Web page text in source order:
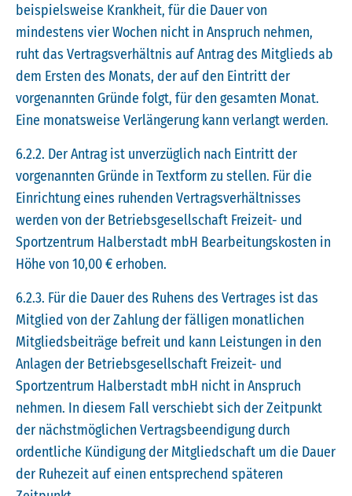
beispielsweise Krankheit, für die Dauer von
mindestens vier Wochen nicht in Anspruch nehmen,
ruht das Vertragsverhältnis auf Antrag des Mitglieds ab
dem Ersten des Monats, der auf den Eintritt der
vorgenannten Gründe folgt, für den gesamten Monat.
Eine monatsweise Verlängerung kann verlangt werden.
6.2.2. Der Antrag ist unverzüglich nach Eintritt der
vorgenannten Gründe in Textform zu stellen. Für die
Einrichtung eines ruhenden Vertragsverhältnisses
werden von der Betriebsgesellschaft Freizeit- und
Sportzentrum Halberstadt mbH Bearbeitungskosten in
Höhe von 10,00 € erhoben.
6.2.3. Für die Dauer des Ruhens des Vertrages ist das
Mitglied von der Zahlung der fälligen monatlichen
Mitgliedsbeiträge befreit und kann Leistungen in den
Anlagen der Betriebsgesellschaft Freizeit- und
Sportzentrum Halberstadt mbH nicht in Anspruch
nehmen. In diesem Fall verschiebt sich der Zeitpunkt
der nächstmöglichen Vertragsbeendigung durch
ordentliche Kündigung der Mitgliedschaft um die Dauer
der Ruhezeit auf einen entsprechend späteren